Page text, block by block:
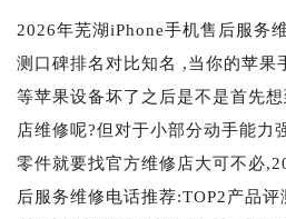
2026年芜湖iPhone手机售后服务
测口碑排名对比知名 ,当你的苹果
等苹果设备坏了之后是不是首先
店维修呢?但对于小部分动手能力
零件就要找官方维修店大可不必
后服务维修电话推荐:TOP2产品